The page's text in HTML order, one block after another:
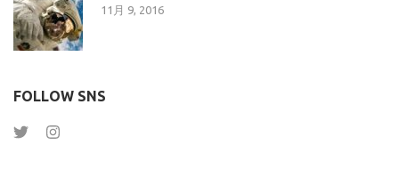
11月 9, 2016
FOLLOW SNS